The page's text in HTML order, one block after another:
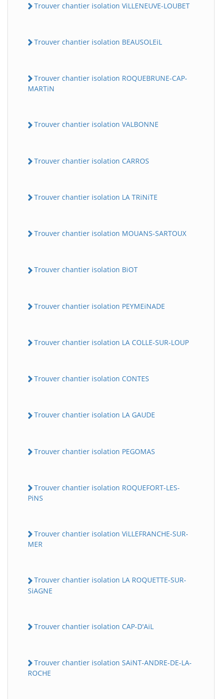
Trouver chantier isolation ViLLENEUVE-LOUBET
Trouver chantier isolation BEAUSOLEiL
Trouver chantier isolation ROQUEBRUNE-CAP-
MARTiN
Trouver chantier isolation VALBONNE
Trouver chantier isolation CARROS
Trouver chantier isolation LA TRiNiTE
Trouver chantier isolation MOUANS-SARTOUX
Trouver chantier isolation BiOT
Trouver chantier isolation PEYMEiNADE
Trouver chantier isolation LA COLLE-SUR-LOUP
Trouver chantier isolation CONTES
Trouver chantier isolation LA GAUDE
Trouver chantier isolation PEGOMAS
Trouver chantier isolation ROQUEFORT-LES-
PiNS
Trouver chantier isolation ViLLEFRANCHE-SUR-
MER
Trouver chantier isolation LA ROQUETTE-SUR-
SiAGNE
Trouver chantier isolation CAP-D'AiL
Trouver chantier isolation SAiNT-ANDRE-DE-LA-
ROCHE